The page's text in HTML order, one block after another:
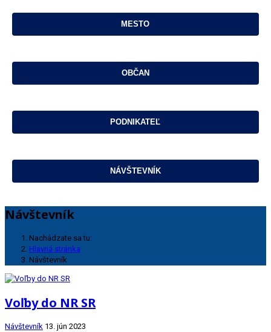
Návštevník
Nachádzate sa tu:
Hlavná stránka
Návštevník
Voľby do NR SR
Návštevník 13. jún 2023